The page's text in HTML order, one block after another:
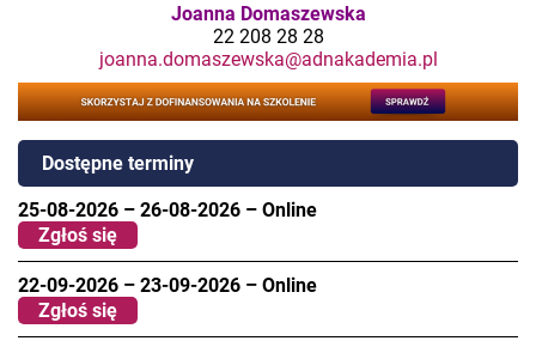
Joanna Domaszewska
22 208 28 28
joanna.domaszewska@adnakademia.pl
Dostępne terminy
25-08-2026 – 26-08-2026 – Online
Zgłoś się
22-09-2026 – 23-09-2026 – Online
Zgłoś się